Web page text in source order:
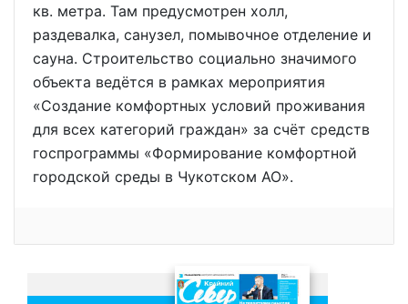
кв. метра. Там предусмотрен холл,
раздевалка, санузел, помывочное отделение и
сауна. Строительство социально значимого
объекта ведётся в рамках мероприятия
«Создание комфортных условий проживания
для всех категорий граждан» за счёт средств
госпрограммы «Формирование комфортной
городской среды в Чукотском АО».